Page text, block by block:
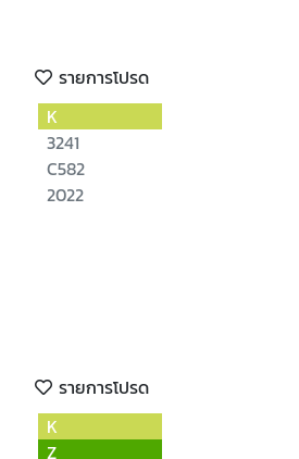
รายการโปรด
K
3241
C582
2022
รายการโปรด
K
Z